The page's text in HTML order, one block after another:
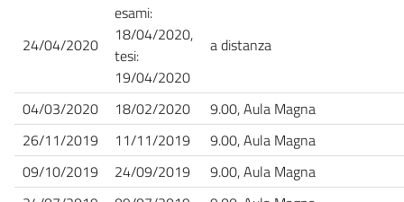
24/04/2020
esami:
18/04/2020,
tesi:
19/04/2020
a distanza
04/03/2020 18/02/2020
9.00, Aula Magna
26/11/2019
11/11/2019
9.00, Aula Magna
09/10/2019
24/09/2019
9.00, Aula Magna